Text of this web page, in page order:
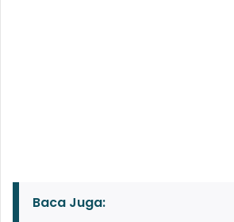
Baca Juga: